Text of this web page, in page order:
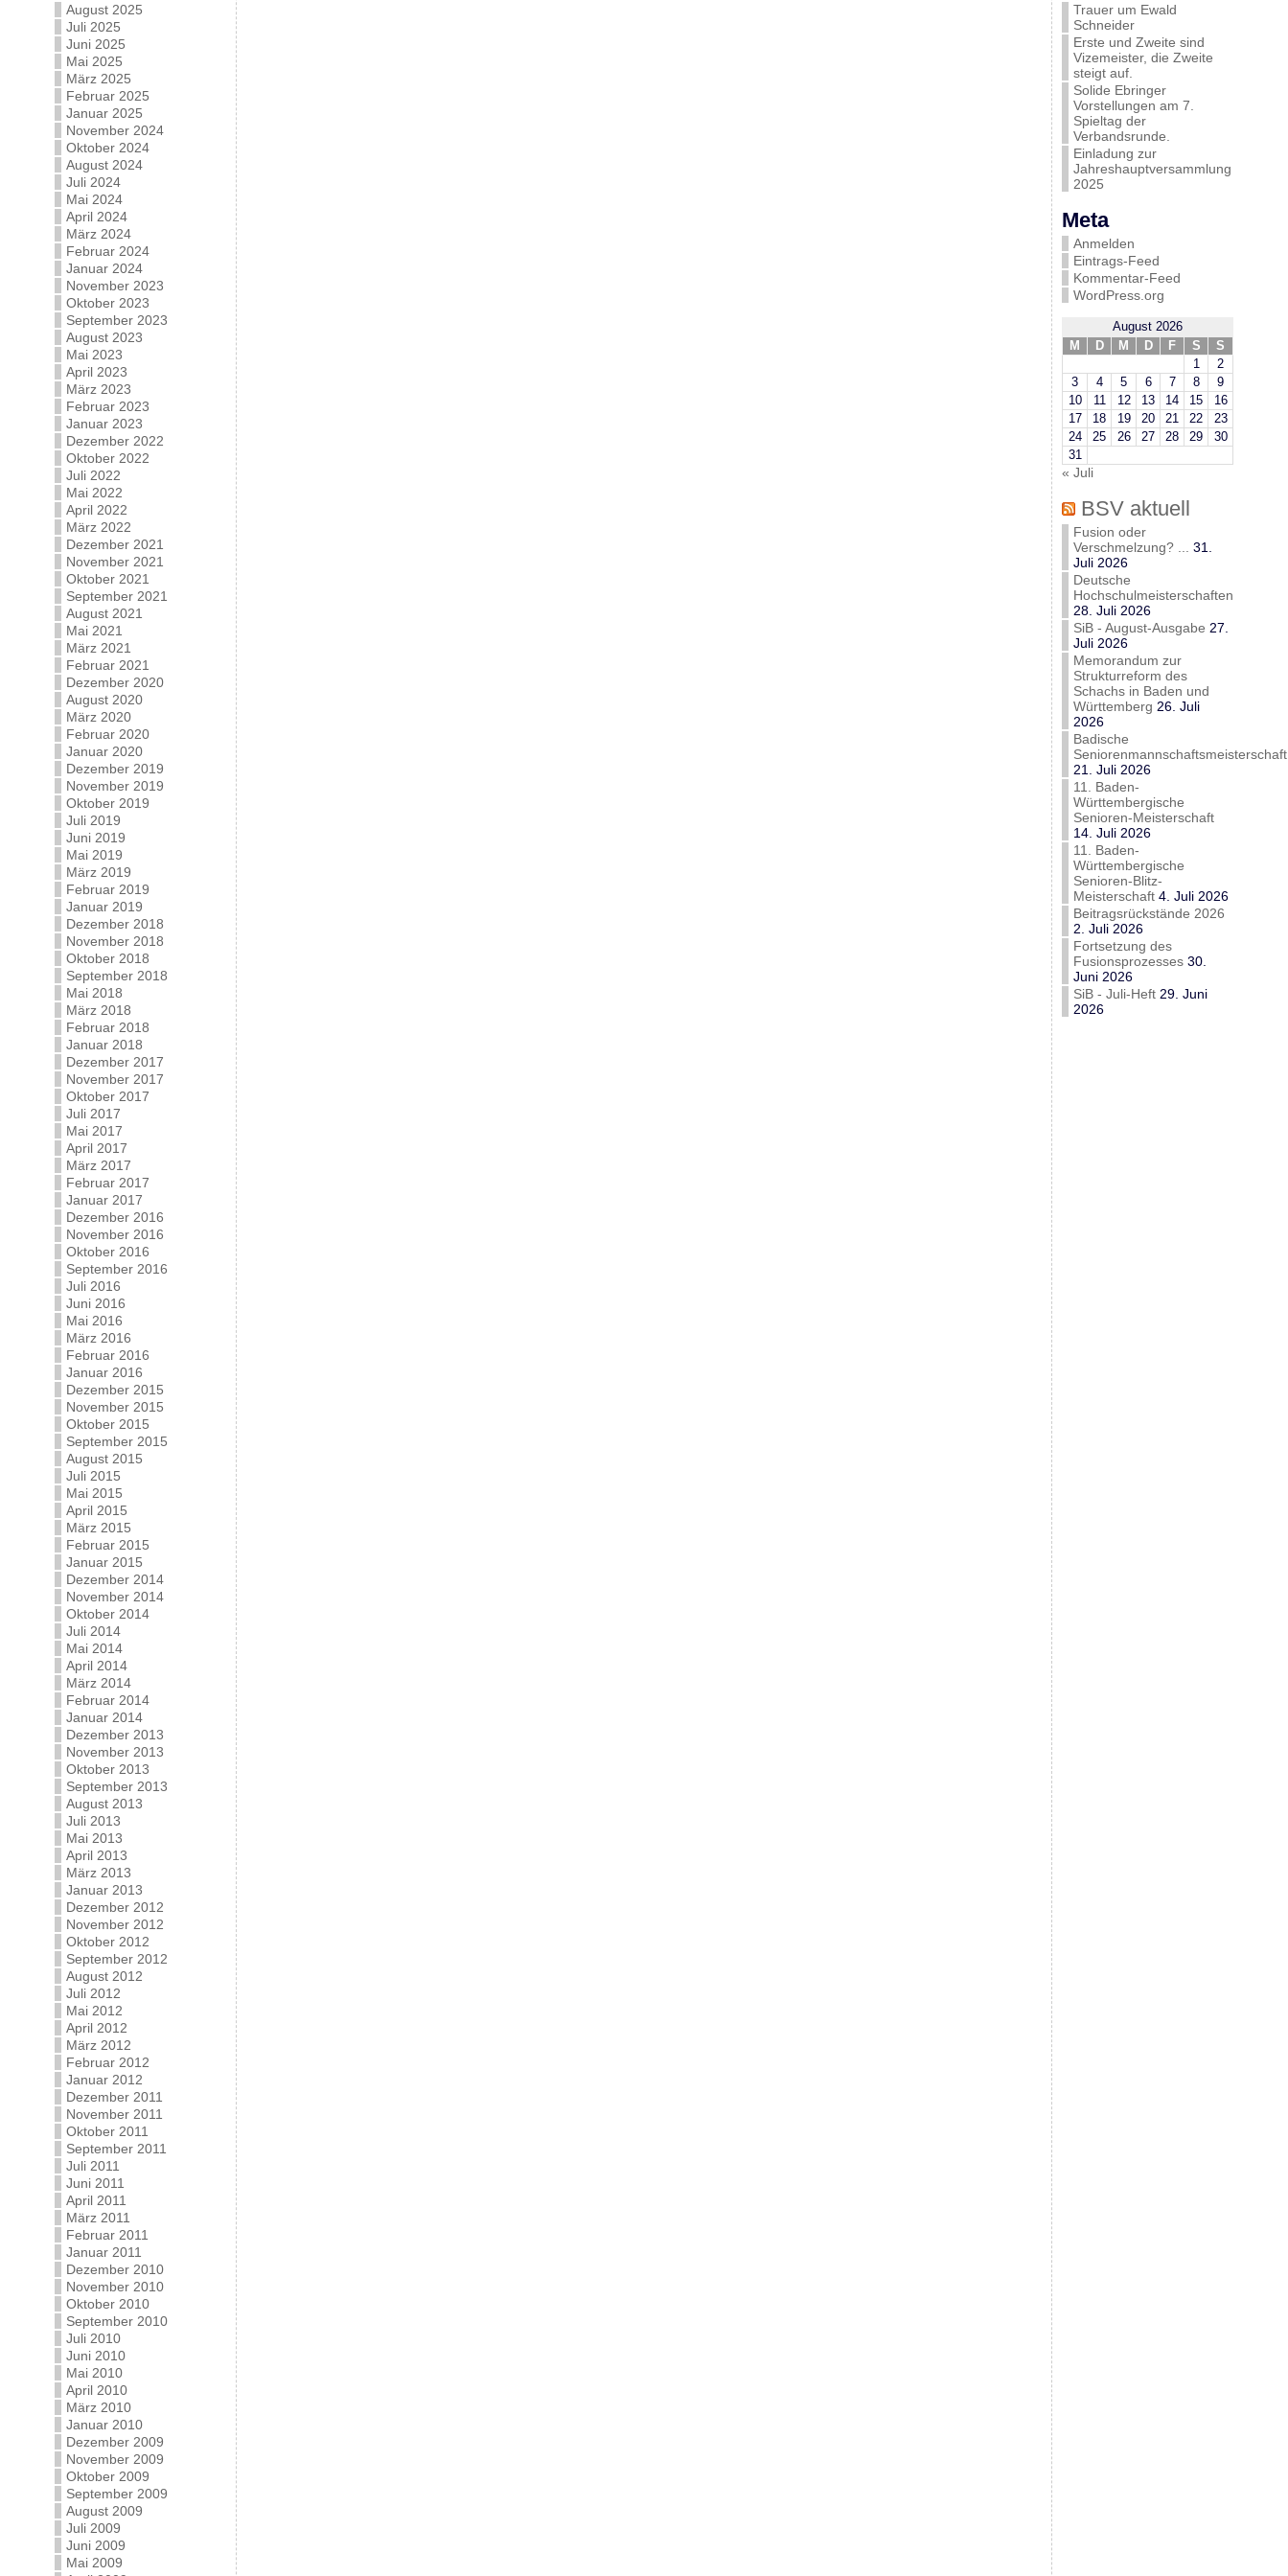
August 2025
Juli 2025
Juni 2025
Mai 2025
März 2025
Februar 2025
Januar 2025
November 2024
Oktober 2024
August 2024
Juli 2024
Mai 2024
April 2024
März 2024
Februar 2024
Januar 2024
November 2023
Oktober 2023
September 2023
August 2023
Mai 2023
April 2023
März 2023
Februar 2023
Januar 2023
Dezember 2022
Oktober 2022
Juli 2022
Mai 2022
April 2022
März 2022
Dezember 2021
November 2021
Oktober 2021
September 2021
August 2021
Mai 2021
März 2021
Februar 2021
Dezember 2020
August 2020
März 2020
Februar 2020
Januar 2020
Dezember 2019
November 2019
Oktober 2019
Juli 2019
Juni 2019
Mai 2019
März 2019
Februar 2019
Januar 2019
Dezember 2018
November 2018
Oktober 2018
September 2018
Mai 2018
März 2018
Februar 2018
Januar 2018
Dezember 2017
November 2017
Oktober 2017
Juli 2017
Mai 2017
April 2017
März 2017
Februar 2017
Januar 2017
Dezember 2016
November 2016
Oktober 2016
September 2016
Juli 2016
Juni 2016
Mai 2016
März 2016
Februar 2016
Januar 2016
Dezember 2015
November 2015
Oktober 2015
September 2015
August 2015
Juli 2015
Mai 2015
April 2015
März 2015
Februar 2015
Januar 2015
Dezember 2014
November 2014
Oktober 2014
Juli 2014
Mai 2014
April 2014
März 2014
Februar 2014
Januar 2014
Dezember 2013
November 2013
Oktober 2013
September 2013
August 2013
Juli 2013
Mai 2013
April 2013
März 2013
Januar 2013
Dezember 2012
November 2012
Oktober 2012
September 2012
August 2012
Juli 2012
Mai 2012
April 2012
März 2012
Februar 2012
Januar 2012
Dezember 2011
November 2011
Oktober 2011
September 2011
Juli 2011
Juni 2011
April 2011
März 2011
Februar 2011
Januar 2011
Dezember 2010
November 2010
Oktober 2010
September 2010
Juli 2010
Juni 2010
Mai 2010
April 2010
März 2010
Januar 2010
Dezember 2009
November 2009
Oktober 2009
September 2009
August 2009
Juli 2009
Juni 2009
Mai 2009
Trauer um Ewald
Schneider
Erste und Zweite sind
Vizemeister, die Zweite
steigt auf.
Solide Ebringer
Vorstellungen am 7.
Spieltag der
Verbandsrunde.
Einladung zur
Jahreshauptversammlung
2025
Meta
Anmelden
Eintrags-Feed
Kommentar-Feed
WordPress.org
August 2026
M
D M D F S
S
1
2
3
4 5 6 7 8
9
10
11 12 13 14 15
16
17
18 19 20 21 22
23
24
25 26 27 28 29
30
31
« Juli
BSV aktuell
Fusion oder
Verschmelzung? ...
31.
Juli 2026
Deutsche
Hochschulmeisterschaften
28. Juli 2026
SiB - August-Ausgabe 27.
Juli 2026
Memorandum zur
Strukturreform des
Schachs in Baden und
Württemberg 26. Juli
2026
Badische
Seniorenmannschaftsmeisterschaft
21. Juli 2026
11. Baden-
Württembergische
Senioren-Meisterschaft
14. Juli 2026
11. Baden-
Württembergische
Senioren-Blitz-
Meisterschaft 4. Juli 2026
Beitragsrückstände 2026
2. Juli 2026
Fortsetzung des
Fusionsprozesses 30.
Juni 2026
SiB - Juli-Heft 29. Juni
2026